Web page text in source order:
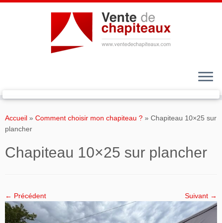
au
contenu
Accueil » Comment choisir mon chapiteau ? » Chapiteau 10×25 sur
plancher
Chapiteau 10×25 sur plancher
← Précédent Suivant →